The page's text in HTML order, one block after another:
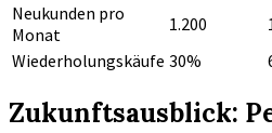
Neukunden pro
Monat
1.200
Wiederholungskäufe 30%
Zukunftsausblick: